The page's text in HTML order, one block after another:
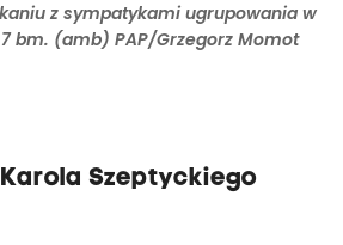
z sympatykami ugrupowania w
bm. (amb) PAP/Grzegorz Momot
Szeptyckiego